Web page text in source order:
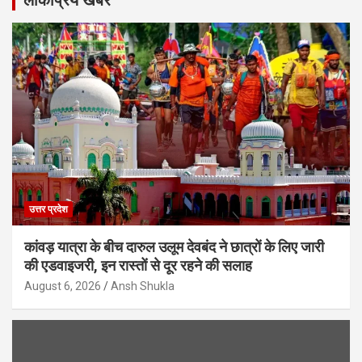
उत्तर प्रदेश
कांवड़ यात्रा के बीच दारुल उलूम देवबंद ने छात्रों के लिए जारी
की एडवाइजरी, इन रास्तों से दूर रहने की सलाह
August 6, 2026 Ansh Shukla